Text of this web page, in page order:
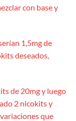
con base y
1,5mg de
deseados,
de 20mg y luego
2 nicokits y
que